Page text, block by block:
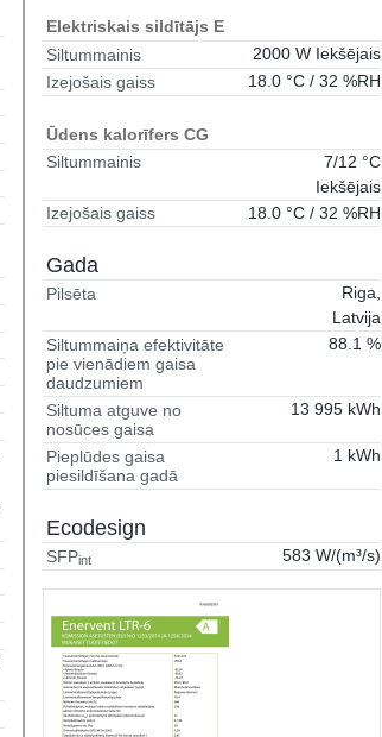
Elektriskais sildītājs E
Siltummainis
2000 W Iekšējais
Izejošais gaiss
18.0 °C / 32 %RH
Ūdens kalorīfers CG
Siltummainis
7/12 °C
Iekšējais
Izejošais gaiss
18.0 °C / 32 %RH
Gada
Pilsēta
Riga,
Latvija
Siltummaiņa efektivitāte
pie vienādiem gaisa
daudzumiem
88.1 %
Siltuma atguve no
nosūces gaisa
13 995 kWh
Pieplūdes gaisa
piesildīšana gadā
1 kWh
Ecodesign
SFPint 583 W/(m³/s)